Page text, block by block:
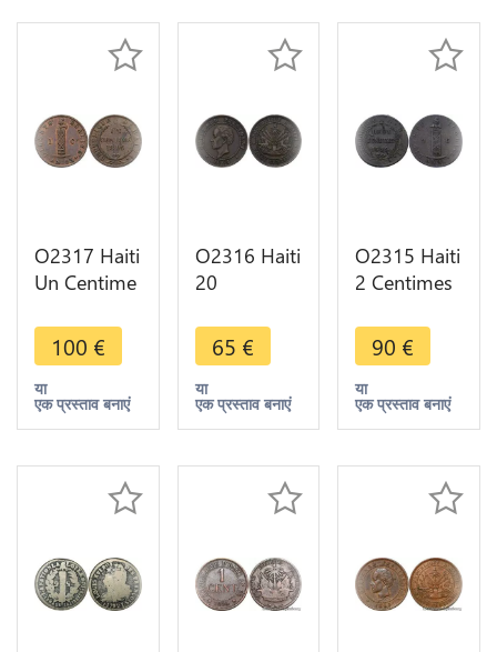
O2317 Haiti
Un Centime
AU ->Make
offer
100 €
या
एक प्रस्ताव बनाएं
O2316 Haiti
20
1863
Geffrard
President -
>Make
65 €
या
एक प्रस्ताव बनाएं
O2315 Haiti
2 Centimes
->Make
offer
90 €
या
एक प्रस्ताव बनाएं